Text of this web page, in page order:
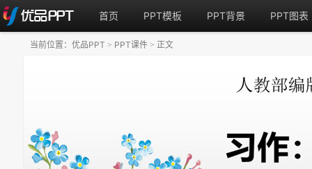
首页 PPT模板 PPT背景 PPT图表
当前位置： 优品PPT > PPT课件 > 正文